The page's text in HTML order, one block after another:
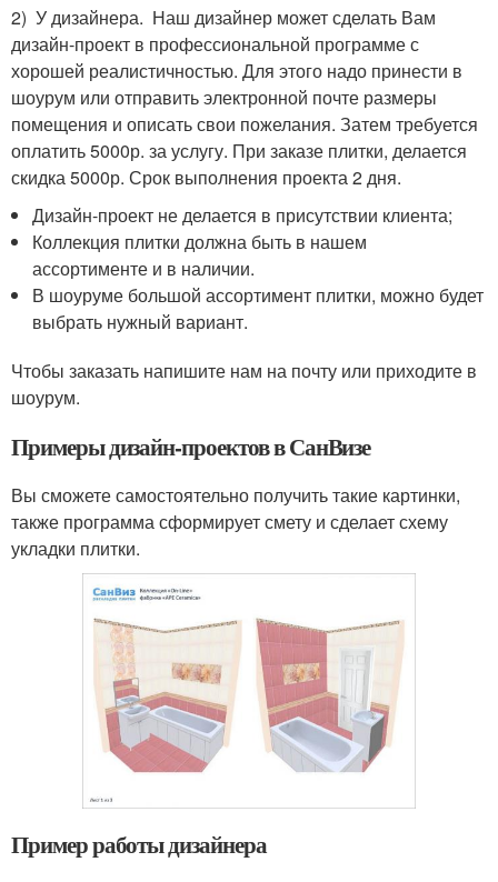
2) У дизайнера. Наш дизайнер может сделать Вам
дизайн-проект в профессиональной программе с
хорошей реалистичностью. Для этого надо принести в
шоурум или отправить электронной почте размеры
помещения и описать свои пожелания. Затем требуется
оплатить 5000р. за услугу. При заказе плитки, делается
скидка 5000р. Срок выполнения проекта 2 дня.
Дизайн-проект не делается в присутствии клиента;
Коллекция плитки должна быть в нашем
ассортименте и в наличии.
В шоуруме большой ассортимент плитки, можно будет
выбрать нужный вариант.
Чтобы заказать напишите нам на почту или приходите в
шоурум.
Примеры дизайн-проектов в СанВизе
Вы сможете самостоятельно получить такие картинки,
также программа сформирует смету и сделает схему
укладки плитки.
Пример работы дизайнера